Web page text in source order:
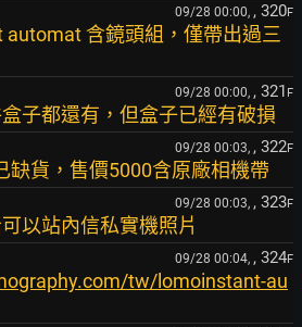
09/28 00:00, , 320F
automat 含鏡頭組，僅帶出過三
09/28 00:00, , 321 F
子都還有，但盒子已經有破損
09/28 00:03, , 322F
缺貨，售價5000含原廠相機帶
09/28 00:03, , 323F
以站內信私實機照片
09/28 00:04, , 324F
tw/lomoinstant-au